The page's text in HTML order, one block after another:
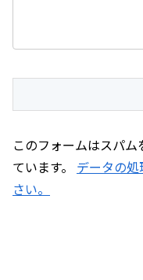
このフォームはスパ
ています。 データの
さい。